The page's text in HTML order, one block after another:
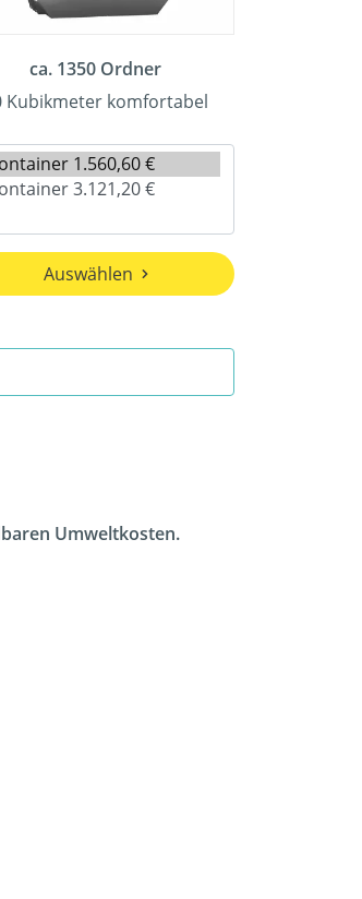
ca. 1350 Ordner
Kubikmeter komfortabel
Auswählen
Umweltkosten.